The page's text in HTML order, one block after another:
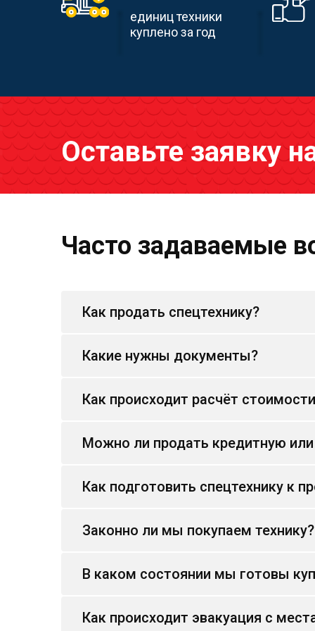
единиц техники
куплено за год
Оставьте заявку
Часто задаваемые
Как продать спецтехнику?
Какие нужны документы?
Как происходит расчёт
Можно ли продать кредитную или
Как подготовить спецтехнику к
Законно ли мы покупаем технику?
В каком состоянии мы готовы
Как происходит эвакуация с